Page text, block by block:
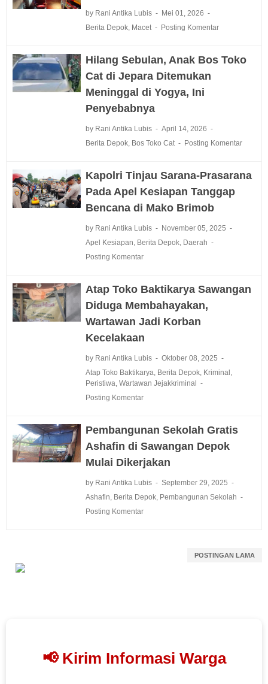
by Rani Antika Lubis
Mei 01, 2026
Berita Depok, Macet Posting Komentar
Hilang Sebulan, Anak Bos Toko
Cat di Jepara Ditemukan
Meninggal di Yogya, Ini
Penyebabnya
by Rani Antika Lubis
April 14, 2026
Berita Depok, Bos Toko Cat Posting Komentar
Kapolri Tinjau Sarana-Prasarana
Pada Apel Kesiapan Tanggap
Bencana di Mako Brimob
by Rani Antika Lubis
November 05, 2025
Apel Kesiapan Berita Depok, Daerah
Posting Komentar
Atap Toko Baktikarya Sawangan
Diduga Membahayakan,
Wartawan Jadi Korban
Kecelakaan
by Rani Antika Lubis
Oktober 08, 2025
Atap Toko Baktikarya Berita Depok, Kriminal
Peristiwa Wartawan Jejakkriminal
Posting Komentar
Pembangunan Sekolah Gratis
Ashafin di Sawangan Depok
Mulai Dikerjakan
by Rani Antika Lubis
September 29, 2025
Ashafin Berita Depok, Pembangunan Sekolah
Posting Komentar
POSTINGAN LAMA
📢 Kirim Informasi Warga